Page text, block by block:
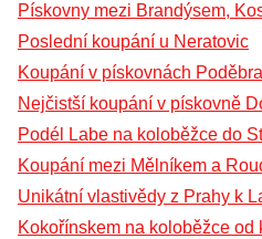
Pískovny mezi Brandýsem,
Poslední koupání u Neratovic
Koupání v pískovnách
Nejčistší koupání v pískovně
Podél Labe na koloběžce do
Koupání mezi Mělníkem a
Unikátní vlastivědy z Prahy k
Kokořínskem na koloběžce